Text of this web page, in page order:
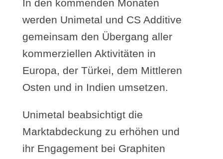
In den kommenden Monaten
werden Unimetal und CS Additive
gemeinsam den Übergang aller
kommerziellen Aktivitäten in
Europa, der Türkei, dem Mittleren
Osten und in Indien umsetzen.
Unimetal beabsichtigt die
Marktabdeckung zu erhöhen und
ihr Engagement bei Graphiten